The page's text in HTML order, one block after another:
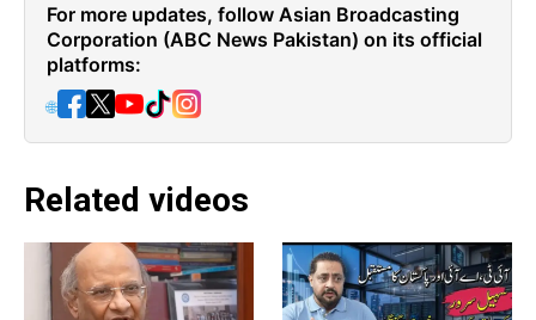
For more updates, follow Asian Broadcasting
Corporation (ABC News Pakistan) on its official
platforms:
🌐
Related videos